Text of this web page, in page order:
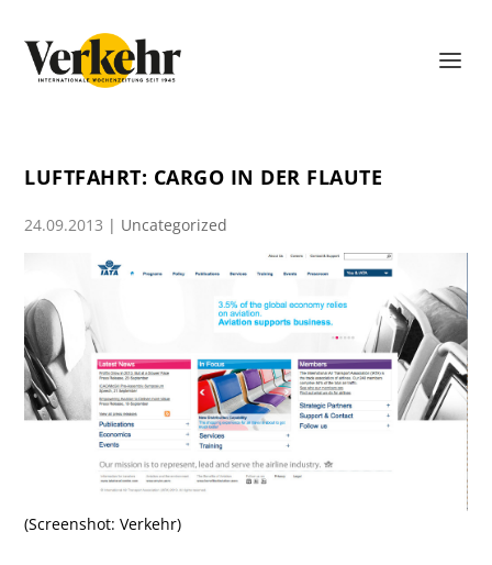
LUFTFAHRT: CARGO IN DER FLAUTE
24.09.2013 | Uncategorized
(Screenshot: Verkehr)